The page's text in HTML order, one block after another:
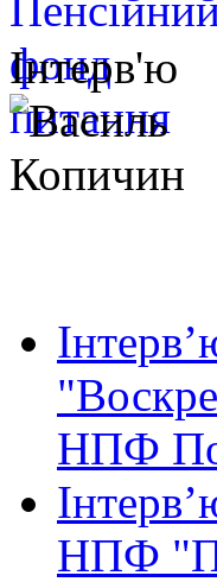
Інтерв'ю
НПФ
НПФ